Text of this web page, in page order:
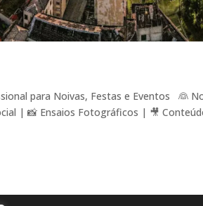
para Noivas, Festas e Eventos 👰
| 📸 Ensaios Fotográficos | 🎥